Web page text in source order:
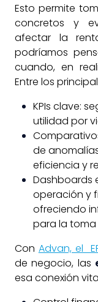
Esto permite
concretos y
afectar la
podríamos
cuando, en
Entre los
KPIs clave:
utilidad por
de
eficiencia y
Dashboards
operación y
ofreciendo
para la toma
Con Advan, el
de negocio, las
esa conexión